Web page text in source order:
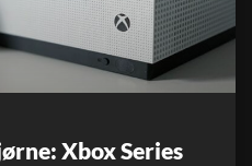
Xbox Series